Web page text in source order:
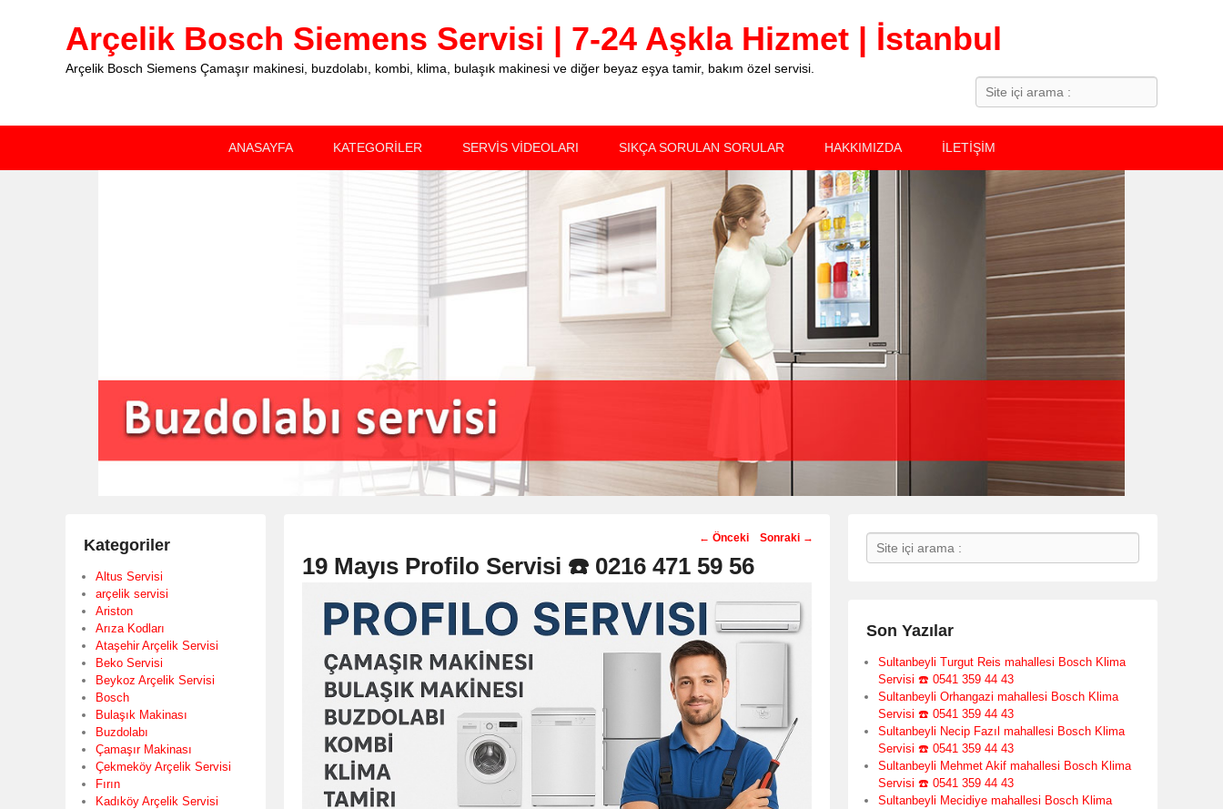
Arçelik Bosch Siemens Servisi | 7-24 Aşkla Hizmet | İstanbul
Arçelik Bosch Siemens Çamaşır makinesi, buzdolabı, kombi, klima, bulaşık makinesi ve diğer beyaz eşya tamir, bakım özel servisi.
Search
ANASAYFA KATEGORİLER SERVİS VİDEOLARI SIKÇA SORULAN SORULAR HAKKIMIZDA İLETİŞİM
Post
navigation
← Önceki Sonraki →
19 Mayıs Profilo Servisi ☎️ 0216 471 59 56
Search
Son Yazılar
Sultanbeyli Turgut Reis mahallesi Bosch Klima
Servisi ☎️ 0541 359 44 43
Sultanbeyli Orhangazi mahallesi Bosch Klima
Servisi ☎️ 0541 359 44 43
Sultanbeyli Necip Fazıl mahallesi Bosch Klima
Servisi ☎️ 0541 359 44 43
Sultanbeyli Mehmet Akif mahallesi Bosch Klima
Servisi ☎️ 0541 359 44 43
Sultanbeyli Mecidiye mahallesi Bosch Klima
Kategoriler
Altus Servisi
arçelik servisi
Ariston
Arıza Kodları
Ataşehir Arçelik Servisi
Beko Servisi
Beykoz Arçelik Servisi
Bosch
Bulaşık Makinası
Buzdolabı
Çamaşır Makinası
Çekmeköy Arçelik Servisi
Fırın
Kadıköy Arçelik Servisi